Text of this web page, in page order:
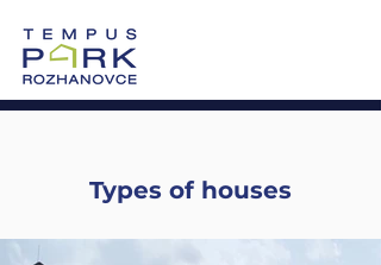
Types of houses